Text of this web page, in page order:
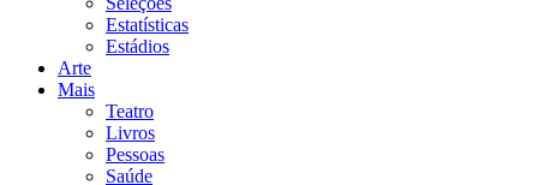
Estatísticas
Estádios
Arte
Mais
Teatro
Livros
Pessoas
Saúde